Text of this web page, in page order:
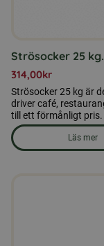
Strösocker 25 kg.
314,00kr
Strösocker 25 kg är
driver café,
till ett förmånligt pris.
Läs mer
om